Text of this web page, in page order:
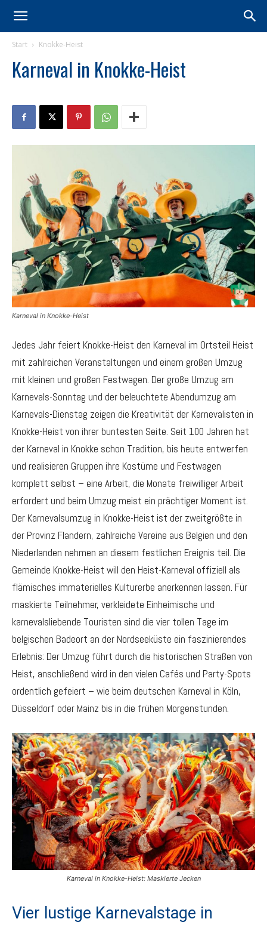
Start Knokke-Heist
Karneval in Knokke-Heist
Karneval in Knokke-Heist
Jedes Jahr feiert Knokke-Heist den Karneval im Ortsteil Heist
mit zahlreichen Veranstaltungen und einem großen Umzug
mit kleinen und großen Festwagen. Der große Umzug am
Karnevals-Sonntag und der beleuchtete Abendumzug am
Karnevals-Dienstag zeigen die Kreativität der Karnevalisten in
Knokke-Heist von ihrer buntesten Seite. Seit 100 Jahren hat
der Karneval in Knokke schon Tradition, bis heute entwerfen
und realisieren Gruppen ihre Kostüme und Festwagen
komplett selbst – eine Arbeit, die Monate freiwilliger Arbeit
erfordert und beim Umzug meist ein prächtiger Moment ist.
Der Karnevalsumzug in Knokke-Heist ist der zweitgrößte in
der Provinz Flandern, zahlreiche Vereine aus Belgien und den
Niederlanden nehmen an diesem festlichen Ereignis teil. Die
Gemeinde Knokke-Heist will den Heist-Karneval offiziell als
flämisches immaterielles Kulturerbe anerkennen lassen. Für
maskierte Teilnehmer, verkleidete Einheimische und
karnevalsliebende Touristen sind die vier tollen Tage im
belgischen Badeort an der Nordseeküste ein faszinierendes
Erlebnis: Der Umzug führt durch die historischen Straßen von
Heist, anschließend wird in den vielen Cafés und Party-Spots
ordentlich gefeiert – wie beim deutschen Karneval in Köln,
Düsseldorf oder Mainz bis in die frühen Morgenstunden.
Karneval in Knokke-Heist: Maskierte Jecken
Vier lustige Karnevalstage in